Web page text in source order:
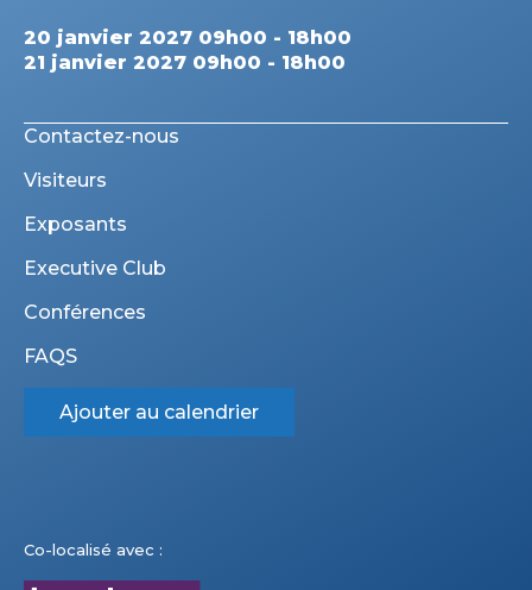
20 janvier 2027 09h00 - 18h00
21 janvier 2027 09h00 - 18h00
Contactez-nous
Visiteurs
Exposants
Executive Club
Conférences
FAQS
Ajouter au calendrier
Co-localisé avec :